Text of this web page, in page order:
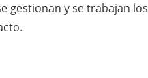
gestionan y se trabajan los